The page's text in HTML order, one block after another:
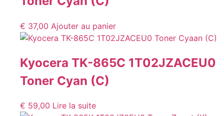
€ 37,00 Ajouter au panier
Kyocera TK-865C 1T02JZACEU0
Toner Cyan (C)
€ 59,00 Lire la suite